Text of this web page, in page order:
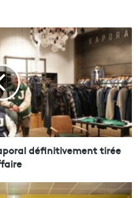
définitivement tirée